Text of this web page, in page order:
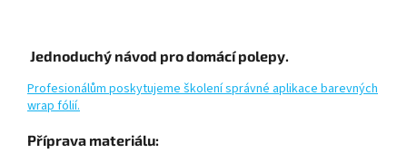
Jednoduchý návod pro domácí polepy.
Profesionálům poskytujeme školení správné aplikace barevných
wrap fólií.
Příprava materiálu: